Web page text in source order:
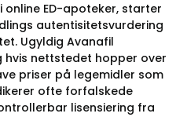
ED-apoteker, starter
autentisitetsvurdering
Ugyldig Avanafil
hvis nettstedet hopper over
priser på legemidler som
ofte forfalskede
lisensiering fra